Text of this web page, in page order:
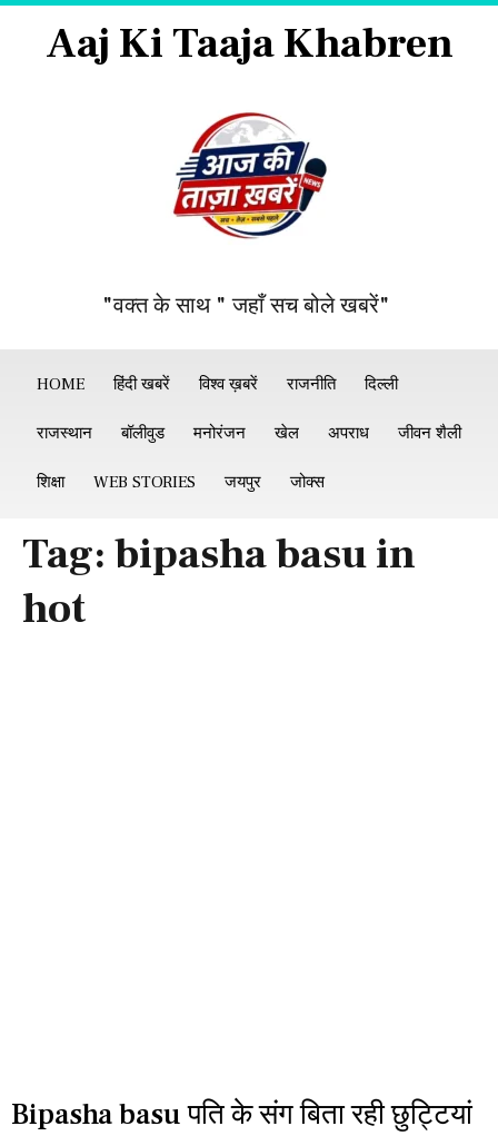
Aaj Ki Taaja Khabren
"वक्त के साथ " जहाँ सच बोले खबरें"
HOME हिंदी खबरें विश्व ख़बरें राजनीति दिल्ली
राजस्थान बॉलीवुड मनोरंजन खेल अपराध जीवन शैली
शिक्षा WEB STORIES जयपुर जोक्स
Tag: bipasha basu in
hot
Bipasha basu पति के संग बिता रही छुट्टियां